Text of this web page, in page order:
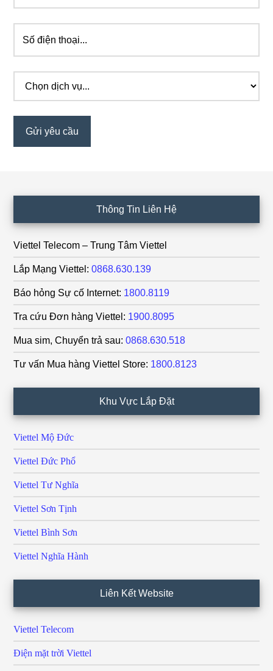
Thông Tin Liên Hệ
Viettel Telecom – Trung Tâm Viettel
Lắp Mạng Viettel: 0868.630.139
Báo hỏng Sự cố Internet: 1800.8119
Tra cứu Đơn hàng Viettel: 1900.8095
Mua sim, Chuyển trả sau: 0868.630.518
Tư vấn Mua hàng Viettel Store: 1800.8123
Khu Vực Lắp Đặt
Viettel Mộ Đức
Viettel Đức Phổ
Viettel Tư Nghĩa
Viettel Sơn Tịnh
Viettel Bình Sơn
Viettel Nghĩa Hành
Liên Kết Website
Viettel Telecom
Điện mặt trời Viettel